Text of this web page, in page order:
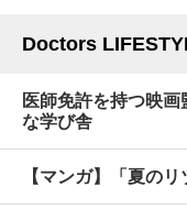
Doctors
医師免許を持つ映
な学び舎
【マンガ】「夏の